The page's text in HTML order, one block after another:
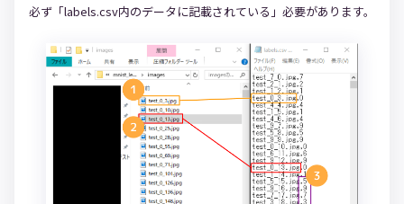
必ず「labels.csv内のデータに記載されている」必要があります。